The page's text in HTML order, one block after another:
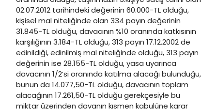
02.07.2012 tarihindeki değerinin 60.000-TL olduğu,
kişisel mal niteliğinde olan 334 payın değerinin
31.845-TL olduğu, davacının %10 oranında katkısının
karşılığının 3.184-TL olduğu, 313 payın 17.12.2002 de
edinildiği, edinilmiş mal niteliğinde olduğu, 313 payın
değerinin ise 28.155-TL olduğu, yasa uyarınca
davacının 1/2’si oranında katılma alacağı bulunduğu,
bunun da 14.077,50-TL olduğu, davacının toplam
alacağının 17.261,50-TL olduğu gerekçesiyle bu
miktar üzerinden davanın kısmen kabulüne karar